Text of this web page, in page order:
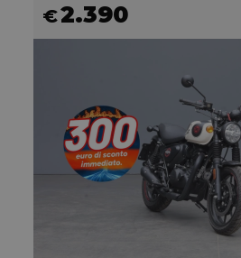
€2.390